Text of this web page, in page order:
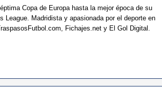
Copa de Europa hasta la mejor época de su
League. Madridista y apasionada por el deporte en
Fichajes.net y El Gol Digital.